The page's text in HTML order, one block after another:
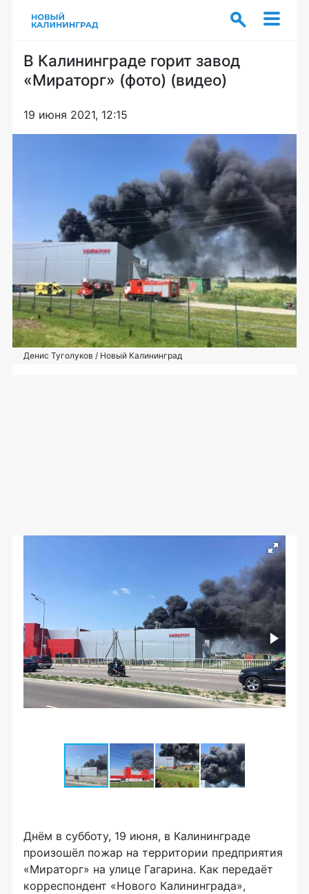
В Калининграде горит завод
«Мираторг» (фото) (видео)
19 июня 2021, 12:15
Денис Туголуков / Новый Калининград
Днём в субботу, 19 июня, в Калининграде
произошёл пожар на территории предприятия
«Мираторг» на улице Гагарина. Как передаёт
корреспондент «Нового Калининграда»,